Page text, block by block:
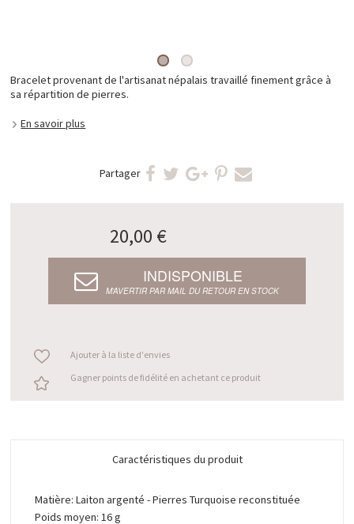
Bracelet provenant de l'artisanat népalais travaillé finement grâce à
sa répartition de pierres.
En savoir plus
Partager
20,00 €
INDISPONIBLE
M’AVERTIR PAR MAIL DU RETOUR EN STOCK
Ajouter à la liste d'envies
Gagner points de fidélité en achetant ce produit
Caractéristiques du produit
Matière: Laiton argenté - Pierres Turquoise reconstituée
Poids moyen: 16 g